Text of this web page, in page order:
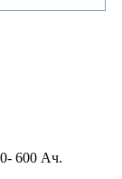
600 Ач.